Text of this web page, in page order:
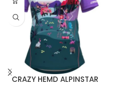
CRAZY HEMD ALPINSTAR